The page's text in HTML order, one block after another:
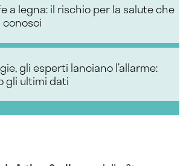
a legna: il rischio per la salute che
conosci
gli esperti lanciano l’allarme:
gli ultimi dati